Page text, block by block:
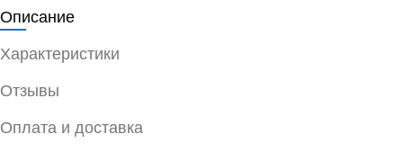
Описание
Характеристики
Отзывы
Оплата и доставка